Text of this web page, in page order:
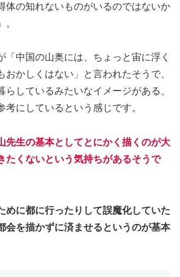
体の知れないものがいるのではないか
「中国の山奥には、ちょっと宙に浮く
おかしくはない」と言われたそうで、
らしているみたいなイメージがある、
考にしているという感じです。
先生の基本としてとにかく描くのが大
たくないという気持ちがあるそうで
めに都に行ったりして誤魔化していた
会を描かずに済ませるというのが基本